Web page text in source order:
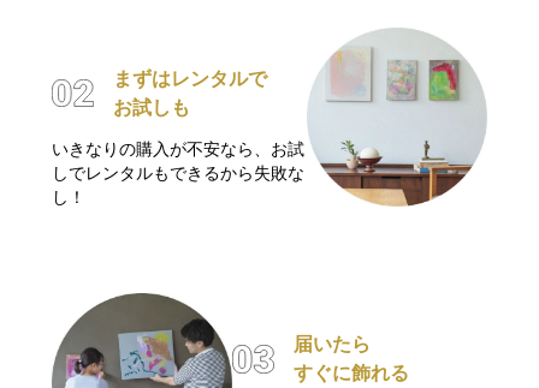
まずはレンタルで
お試しも
いきなりの購入が不安なら、お試
しでレンタルもできるから失敗な
し！
届いたら
すぐに飾れる